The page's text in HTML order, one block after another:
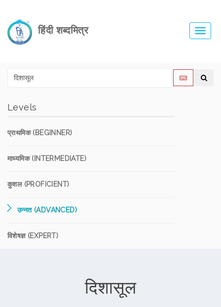
हिंदी शब्दमित्र
Levels
प्राथमिक (BEGINNER)
माध्यमिक (INTERMEDIATE)
कुशल (PROFICIENT)
उन्नत (ADVANCED)
विशेषज्ञ (EXPERT)
दिशासूल